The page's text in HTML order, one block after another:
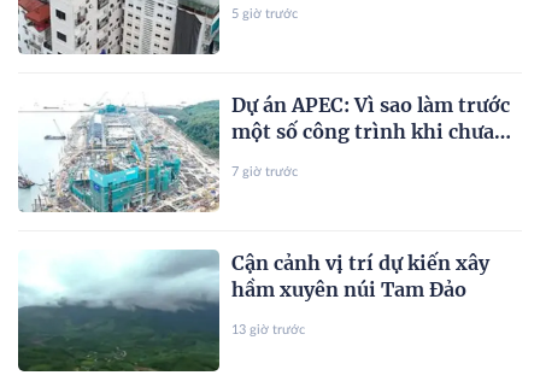
5 giờ trước
Dự án APEC: Vì sao làm trước
một số công trình khi chưa
7 giờ trước
Cận cảnh vị trí dự kiến xây
hầm xuyên núi Tam Đảo
13 giờ trước